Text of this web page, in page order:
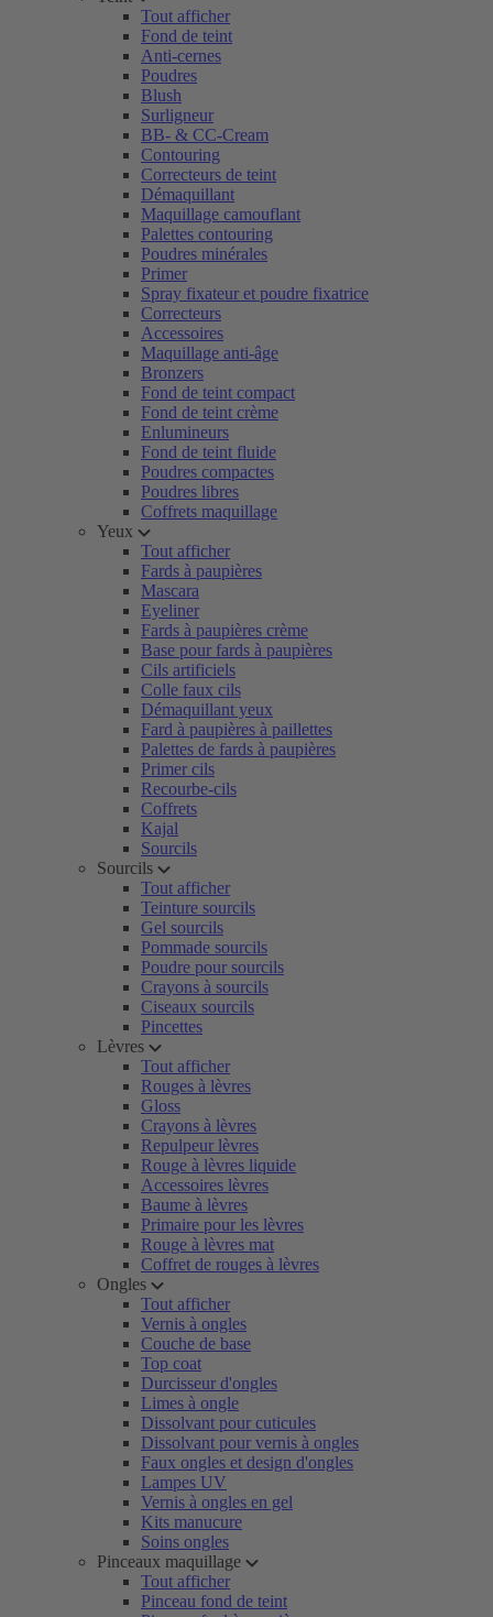
Tout afficher
Fond de teint
Anti-cernes
Poudres
Blush
Surligneur
BB- & CC-Cream
Contouring
Correcteurs de teint
Démaquillant
Maquillage camouflant
Palettes contouring
Poudres minérales
Primer
Spray fixateur et poudre fixatrice
Correcteurs
Accessoires
Maquillage anti-âge
Bronzers
Fond de teint compact
Fond de teint crème
Enlumineurs
Fond de teint fluide
Poudres compactes
Poudres libres
Coffrets maquillage
Yeux
Tout afficher
Fards à paupières
Mascara
Eyeliner
Fards à paupières crème
Base pour fards à paupières
Cils artificiels
Colle faux cils
Démaquillant yeux
Fard à paupières à paillettes
Palettes de fards à paupières
Primer cils
Recourbe-cils
Coffrets
Kajal
Sourcils
Sourcils
Tout afficher
Teinture sourcils
Gel sourcils
Pommade sourcils
Poudre pour sourcils
Crayons à sourcils
Ciseaux sourcils
Pincettes
Lèvres
Tout afficher
Rouges à lèvres
Gloss
Crayons à lèvres
Repulpeur lèvres
Rouge à lèvres liquide
Accessoires lèvres
Baume à lèvres
Primaire pour les lèvres
Rouge à lèvres mat
Coffret de rouges à lèvres
Ongles
Tout afficher
Vernis à ongles
Couche de base
Top coat
Durcisseur d'ongles
Limes à ongle
Dissolvant pour cuticules
Dissolvant pour vernis à ongles
Faux ongles et design d'ongles
Lampes UV
Vernis à ongles en gel
Kits manucure
Soins ongles
Pinceaux maquillage
Tout afficher
Pinceau fond de teint